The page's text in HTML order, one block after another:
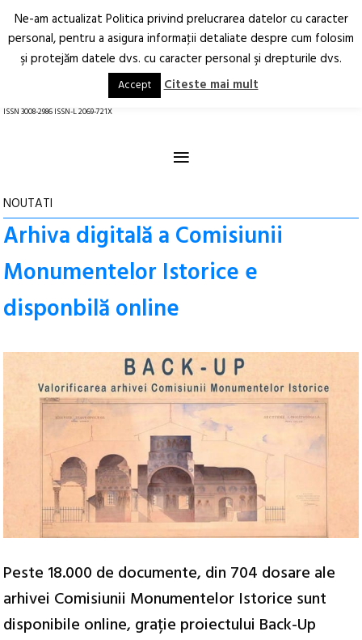
Arhitectură.
Oraș.
RO EN
ISSN 3008-2986 ISSN-L 2069-721X
≡
NOUTATI
Arhiva digitală a Comisiunii
Monumentelor Istorice e
disponbilă online
Peste 18.000 de documente, din 704 dosare ale
arhivei Comisiunii Monumentelor Istorice sunt
disponibile online, grație proiectului Back-Up
Ne-am actualizat Politica privind prelucrarea datelor cu caracter
personal, pentru a asigura informaţii detaliate despre cum folosim
şi protejăm datele dvs. cu caracter personal şi drepturile dvs.
Accept Citeste mai mult